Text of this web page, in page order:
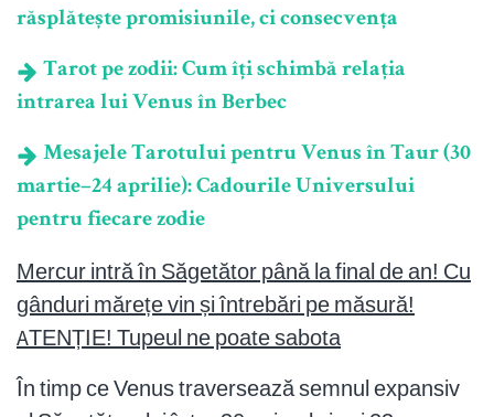
răsplătește promisiunile, ci consecvența
Tarot pe zodii: Cum îți schimbă relația
intrarea lui Venus în Berbec
Mesajele Tarotului pentru Venus în Taur (30
martie–24 aprilie): Cadourile Universului
pentru fiecare zodie
Mercur intră în Săgetător până la final de an! Cu
gânduri mărețe vin și întrebări pe măsură!
ATENȚIE! Tupeul ne poate sabota
În timp ce Venus traversează semnul expansiv